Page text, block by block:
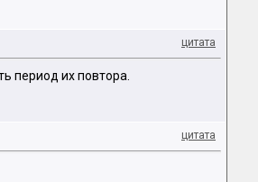
цитата
период их повтора.
цитата